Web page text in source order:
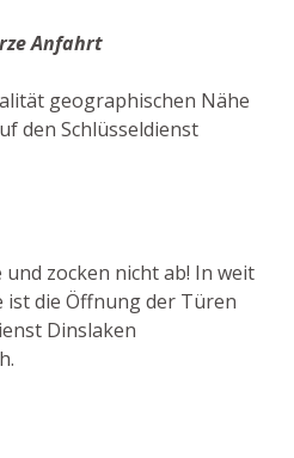
Anfahrt
geographischen Nähe
den Schlüsseldienst
zocken nicht ab! In weit
ist die Öffnung der Türen
Dinslaken